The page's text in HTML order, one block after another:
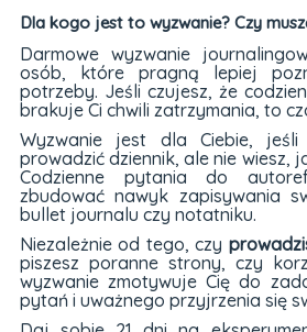
Dla kogo jest to wyzwanie? Czy
Darmowe wyzwanie
osób, które pragną lepiej
potrzeby. Jeśli czujesz, że
brakuje Ci chwili zatrzymania, to
Wyzwanie jest dla Ciebie, jeśli
prowadzić dziennik, ale nie wiesz,
Codzienne pytania do
zbudować nawyk zapisywania
bullet journalu czy notatniku.
Niezależnie od tego, czy
piszesz poranne strony, czy
wyzwanie zmotywuje Cię do
pytań i uważnego przyjrzenia się